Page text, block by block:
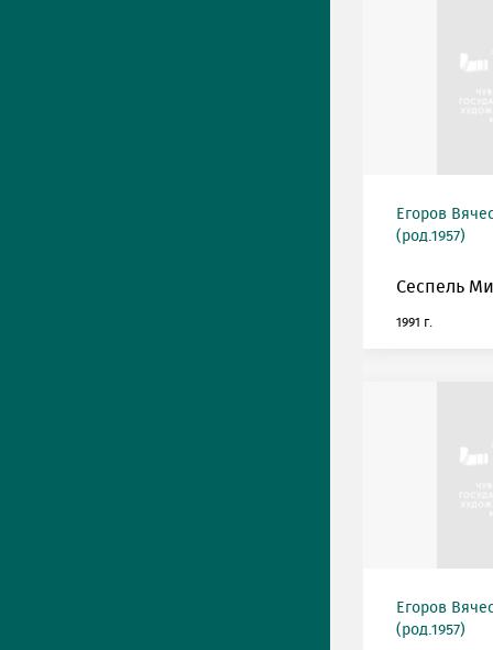
Егоров
(род.1957)
Сеспель
1991 г.
Егоров
(род.1957)